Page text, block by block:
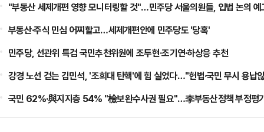
"부동산 세제개편 영향 모니터링할 것"…민주당 서울의원들, 입법 논의 예
부동산·주식 민심 어찌할고…세제개편안에 민주당도 '당혹'
민주당, 선관위 특검 국민추천위원에 조두현·조기연·하상응 추천
강경 노선 걷는 김민석, '조희대 탄핵'에 힘 실었다…"헌법·국민 무시 용납
국민 62%·與지지층 54% "檢보완수사권 필요"…李부동산정책 부정평